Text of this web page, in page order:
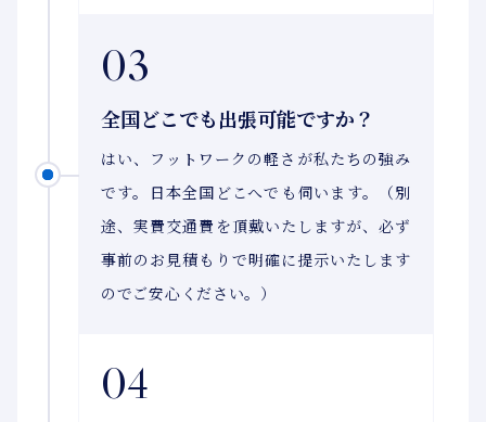
03
全国どこでも出張可能ですか？
はい、フットワークの軽さが私たちの強み
です。日本全国どこへでも伺います。（別
途、実費交通費を頂戴いたしますが、必ず
事前のお見積もりで明確に提示いたします
のでご安心ください。）
04